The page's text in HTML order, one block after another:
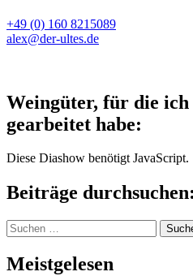
+49 (0) 160 8215089
alex@der-ultes.de
Weingüter, für die
gearbeitet habe:
Diese Diashow benötigt JavaScript.
Beiträge durchsuchen:
Suchen
nach:
Meistgelesen